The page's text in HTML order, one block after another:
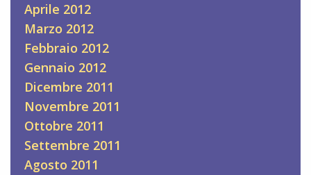
Aprile 2012
Marzo 2012
Febbraio 2012
Gennaio 2012
Dicembre 2011
Novembre 2011
Ottobre 2011
Settembre 2011
Agosto 2011